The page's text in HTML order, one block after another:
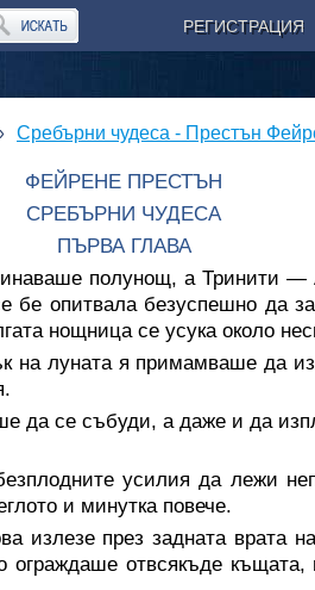
РЕГИСТРАЦИЯ
Сребърни чудеса - Престън
ФЕЙРЕНЕ ПРЕСТЪН
СРЕБЪРНИ ЧУДЕСА
ПЪРВА ГЛАВА
полунощ, а Тринити
бе опитвала безуспешно да
нощница се усука около
на луната я примамваше да
да се събуди, а даже и да
усилия да лежи
и минутка повече.
излезе през задната врата
ограждаше отвсякъде